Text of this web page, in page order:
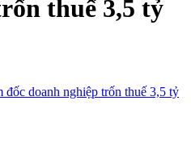
thuế 3,5 tỷ
đốc doanh nghiệp trốn thuế 3,5 tỷ